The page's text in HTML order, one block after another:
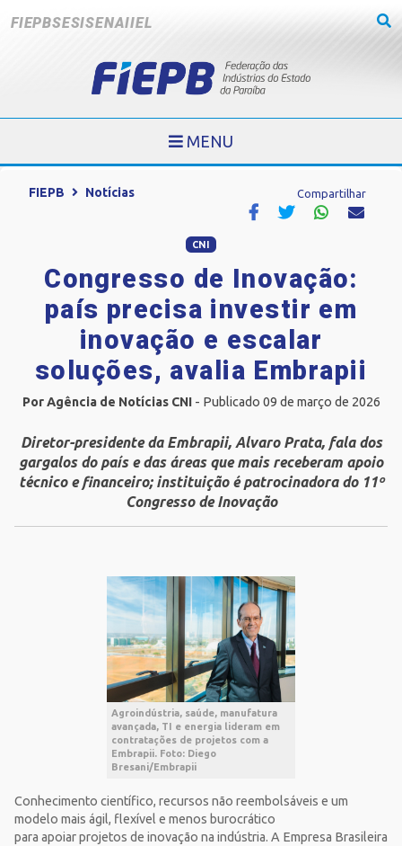
FIEPBSESISENAIIEL
MENU
FIEPB Notícias Compartilhar
CNI
Congresso de Inovação:
país precisa investir em
inovação e escalar
soluções, avalia Embrapii
Por Agência de Notícias CNI- Publicado 09 de março de 2026
Diretor-presidente da Embrapii, Alvaro Prata, fala dos
gargalos do país e das áreas que mais receberam apoio
técnico e financeiro; instituição é patrocinadora do 11º
Congresso de Inovação
Agroindústria, saúde, manufatura
avançada, TI e energia lideram em
contratações de projetos com a
Embrapii. Foto: Diego
Bresani/Embrapii
Conhecimento científico, recursos não reembolsáveis e um
modelo mais ágil, flexível e menos burocrático
para apoiar projetos de inovação na indústria. A Empresa Brasileira